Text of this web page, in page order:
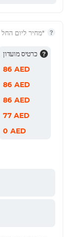
*מחיר ליום החל
כרטיס מועדון
86 AED
86 AED
86 AED
77 AED
0 AED